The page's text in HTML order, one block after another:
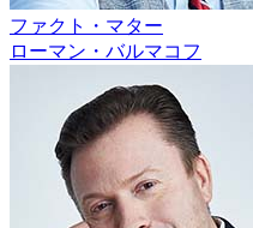
ファクト・マター
ローマン・バルマコフ